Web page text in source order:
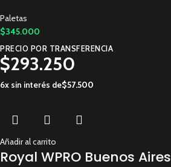
Paletas
$345.000
PRECIO POR TRANSFERENCIA
$293.250
6x sin interés de$57.500
Añadir al carrito
Royal WPRO Buenos Aires